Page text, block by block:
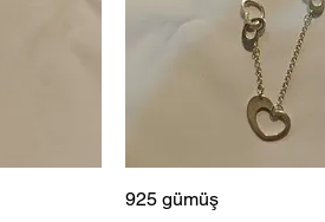
925 gümüş